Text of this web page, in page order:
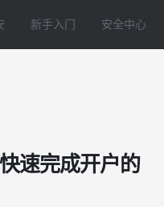
新手入门 安全中心
速完成开户的